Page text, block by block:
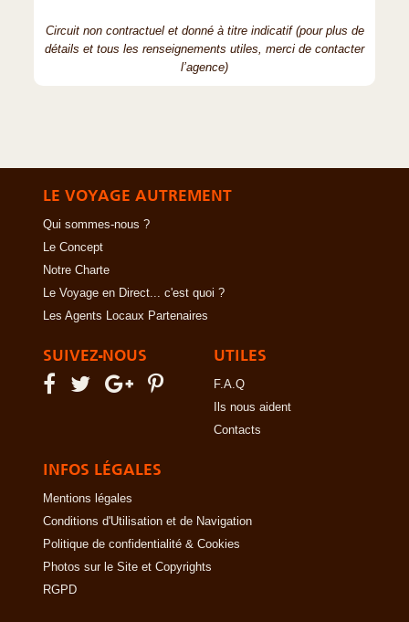
Circuit non contractuel et donné à titre indicatif (pour plus de
détails et tous les renseignements utiles, merci de contacter
l’agence)
LE VOYAGE AUTREMENT
Qui sommes-nous ?
Le Concept
Notre Charte
Le Voyage en Direct... c'est quoi ?
Les Agents Locaux Partenaires
SUIVEZ-NOUS UTILES
F.A.Q
Ils nous aident
Contacts
INFOS LÉGALES
Mentions légales
Conditions d'Utilisation et de Navigation
Politique de confidentialité & Cookies
Photos sur le Site et Copyrights
RGPD